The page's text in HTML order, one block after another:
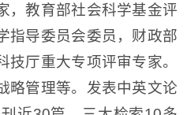
，教育部社会科学基金评
指导委员会委员，财政部
厅重大专项评审专家。
略管理等。发表中英文论